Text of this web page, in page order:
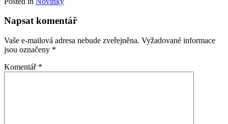
Napsat komentář
Vaše e-mailová adresa nebude zveřejněna. Vyžadované informace
jsou označeny *
Komentář *